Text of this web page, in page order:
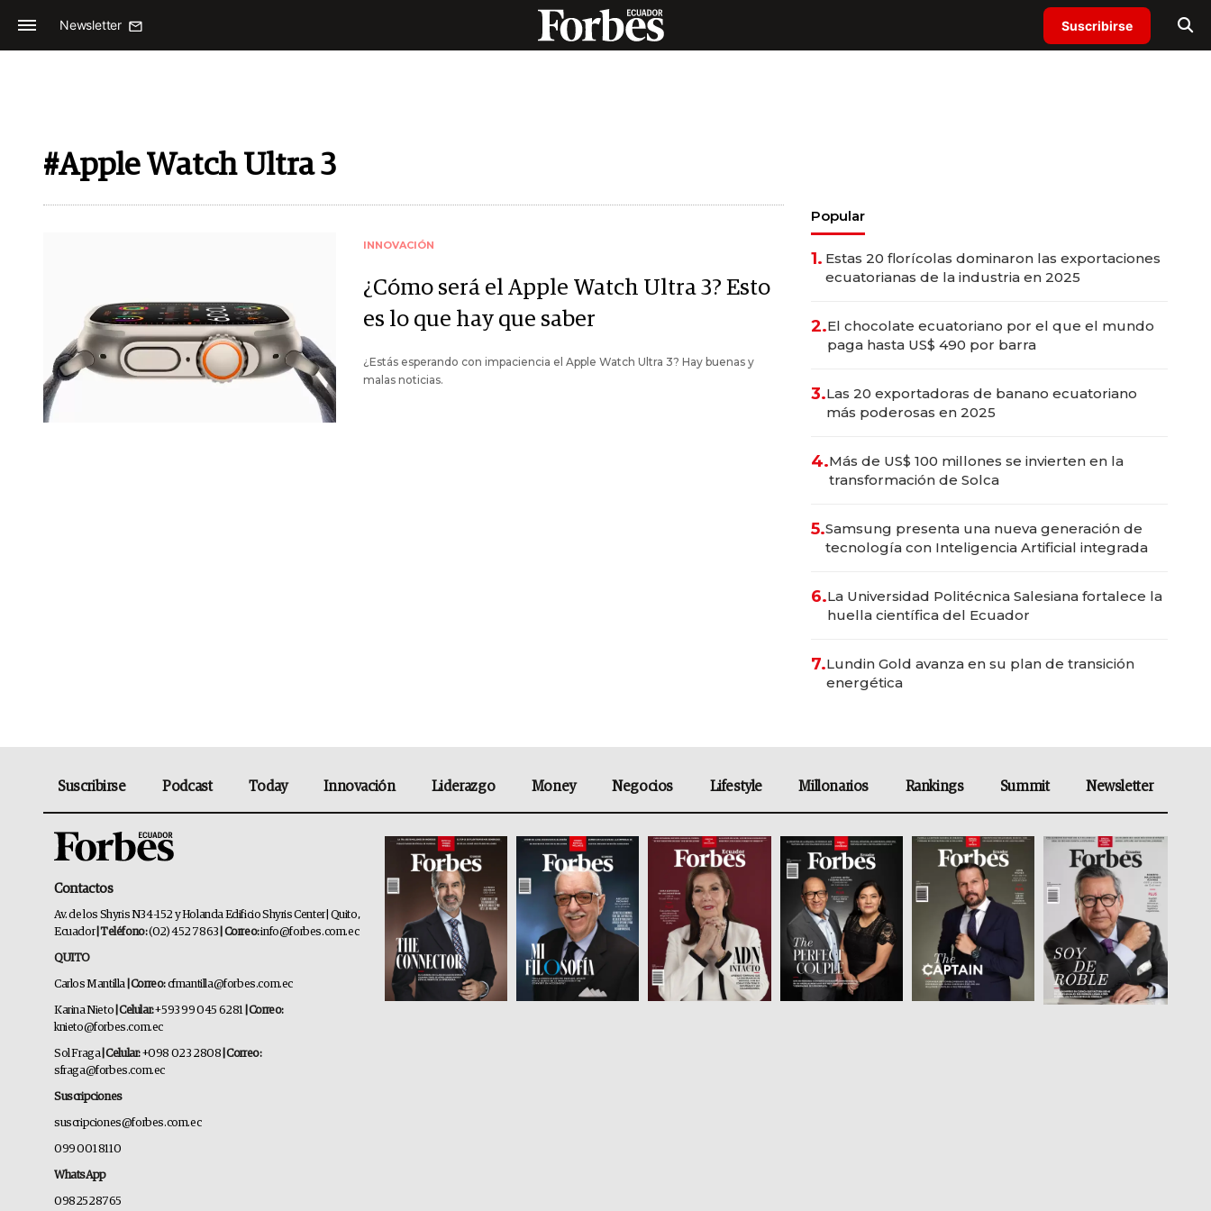
Newsletter Suscribirse
#Apple Watch Ultra 3
INNOVACIÓN
¿Cómo será el Apple Watch Ultra 3? Esto
es lo que hay que saber
¿Estás esperando con impaciencia el Apple Watch Ultra 3? Hay buenas y
malas noticias.
Popular
1. Estas 20 florícolas dominaron las exportaciones
ecuatorianas de la industria en 2025
2.El chocolate ecuatoriano por el que el mundo
paga hasta US$ 490 por barra
3.Las 20 exportadoras de banano ecuatoriano
más poderosas en 2025
4.Más de US$ 100 millones se invierten en la
transformación de Solca
5.Samsung presenta una nueva generación de
tecnología con Inteligencia Artificial integrada
6.La Universidad Politécnica Salesiana fortalece la
huella científica del Ecuador
7.Lundin Gold avanza en su plan de transición
energética
Suscribirse Podcast Today Innovación Liderazgo Money Negocios Lifestyle Millonarios Rankings Summit Newsletter
Contactos
Av. de los Shyris N34-152 y Holanda Edificio Shyris Center | Quito,
Ecuador | Teléfono:(02) 452 7863 | Correo:info@forbes.com.ec
QUITO
Carlos Mantilla | Correo:cfmantilla@forbes.com.ec
Karina Nieto | Celular:+593 99 045 6281 | Correo:
knieto@forbes.com.ec
Sol Fraga| Celular:+098 023 2808 | Correo:
sfraga@forbes.com.ec
Suscripciones
suscripciones@forbes.com.ec
099 001 8110
WhatsApp
0982528765